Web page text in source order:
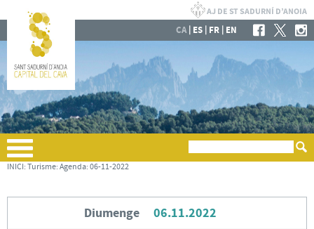
CA| ES | FR | EN
INICI: Turisme: Agenda: 06-11-2022
Diumenge 06.11.2022